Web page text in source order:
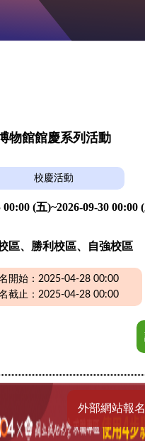
物館館慶系列活動
校慶活動
00:00 (五)~2026-09-30 00:00
區、勝利校區、自強校區
開始：2025-04-28 00:00
截止：2025-04-28 00:00
外部網站報